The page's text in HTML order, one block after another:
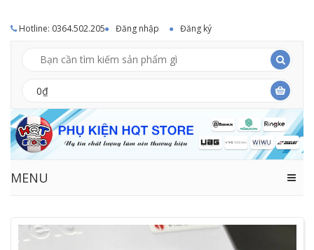
Hotline: 0364.502.205 Đăng nhập Đăng ký
0₫
MENU